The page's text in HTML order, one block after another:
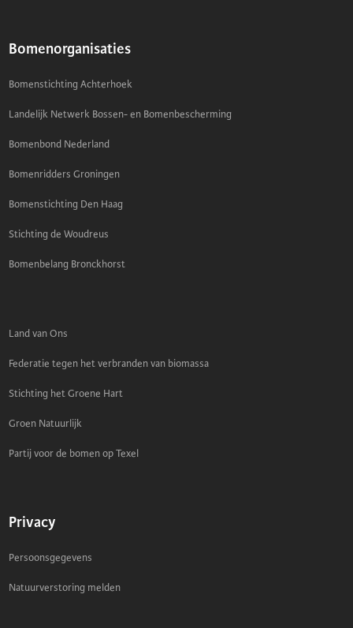
Bomenorganisaties
Bomenstichting Achterhoek
Landelijk Netwerk Bossen- en Bomenbescherming
Bomenbond Nederland
Bomenridders Groningen
Bomenstichting Den Haag
Stichting de Woudreus
Bomenbelang Bronckhorst
Land van Ons
Federatie tegen het verbranden van biomassa
Stichting het Groene Hart
Groen Natuurlijk
Partij voor de bomen op Texel
Privacy
Persoonsgegevens
Natuurverstoring melden